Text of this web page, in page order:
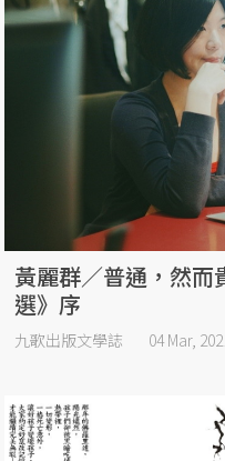
黃麗群／普通，然
選》序
九歌出版文學誌 04 Mar,